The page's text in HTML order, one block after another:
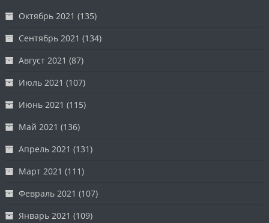
Октябрь 2021 (135)
Сентябрь 2021 (134)
Август 2021 (87)
Июль 2021 (107)
Июнь 2021 (115)
Май 2021 (136)
Апрель 2021 (131)
Март 2021 (111)
Февраль 2021 (107)
Январь 2021 (109)